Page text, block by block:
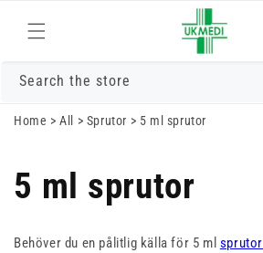
innehåll
Search the store
Home >All > Sprutor > 5 ml sprutor
5 ml sprutor
Behöver du en pålitlig källa för 5 ml sprutor